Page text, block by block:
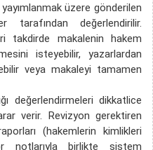
üzere gönderilen
tarafından değerlendirilir.
takdirde makalenin hakem
isteyebilir, yazarlardan
veya makaleyi tamamen
değerlendirmeleri dikkatlice
verir. Revizyon gerektiren
(hakemlerin kimlikleri
notlarıyla birlikte sistem